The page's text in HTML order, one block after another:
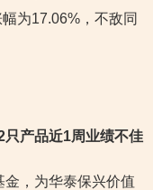
为17.06%，不敌同
只产品近1周业绩不佳
，为华泰保兴价值